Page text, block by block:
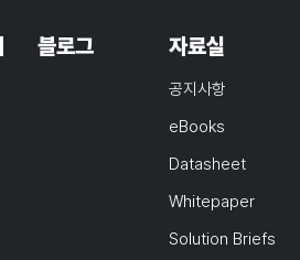
블로그 자료실
공지사항
eBooks
Datasheet
Whitepaper
Solution Briefs